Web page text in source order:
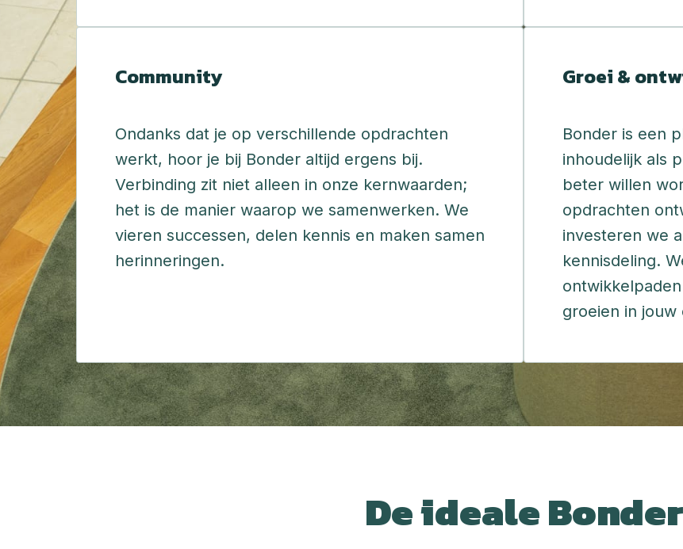
Community
Ondanks dat je op verschillende opdrachten
werkt, hoor je bij Bonder altijd ergens bij.
Verbinding zit niet alleen in onze kernwaarden;
het is de manier waarop we samenwerken. We
vieren successen, delen kennis en maken samen
herinneringen.
Groei &
Bonder is een
inhoudelijk als
beter willen
opdrachten
investeren we
kennisdeling.
groeien in jouw
De ideale